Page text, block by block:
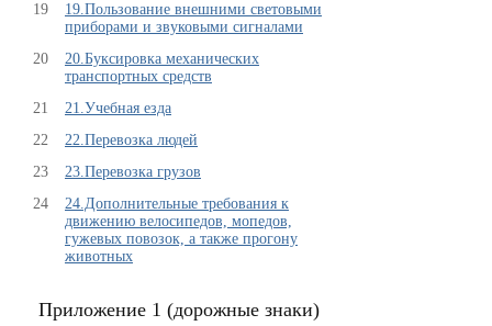
19
19.Пользование внешними световыми
приборами и звуковыми сигналами
20
20.Буксировка механических
транспортных средств
21
21.Учебная езда
22
22.Перевозка людей
23
23.Перевозка грузов
24
24.Дополнительные требования к
движению велосипедов, мопедов,
гужевых повозок, а также прогону
животных
Приложение 1 (дорожные знаки)